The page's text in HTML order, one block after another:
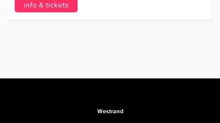
info & tickets
Westrand